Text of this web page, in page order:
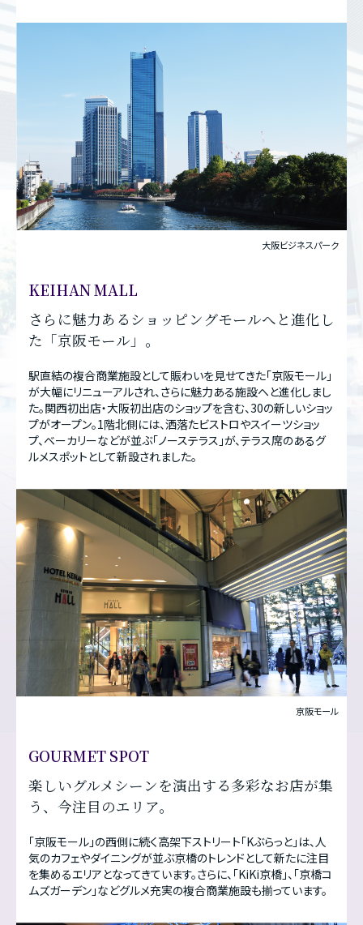
大阪ビジネスパーク
KEIHAN MALL
さらに魅力あるショッピングモールへと進化し
た 「京阪モール」。
駅直結の複合商業施設として賑わいを見せてきた「京阪モール」
が大幅にリニューアルされ、さらに魅力ある施設へと進化しまし
た。関西初出店・大阪初出店のショップを含む、30の新しいショッ
プがオープン。1階北側には、洒落たビストロやスイーツショッ
プ、ベーカリーなどが並ぶ「ノーステラス」が、テラス席のあるグ
ルメスポットとして新設されました。
京阪モール
GOURMET SPOT
楽しいグルメシーンを演出する多彩なお店が集
う、 今注目のエリア。
「京阪モール」の西側に続く高架下ストリート「Kぶらっと」は、人
気のカフェやダイニングが並ぶ京橋のトレンドとして新たに注目
を集めるエリアとなってきています。さらに、「KiKi京橋」、「京橋コ
ムズガーデン」などグルメ充実の複合商業施設も揃っています。